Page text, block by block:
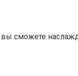
вы сможете